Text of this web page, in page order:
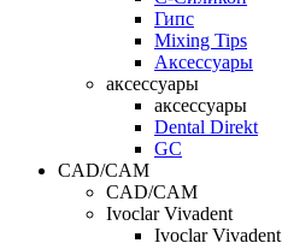
Гипс
Mixing Tips
Аксессуары
аксессуары
аксессуары
Dental Direkt
GC
CAD/CAM
CAD/CAM
Ivoclar Vivadent
Ivoclar Vivadent